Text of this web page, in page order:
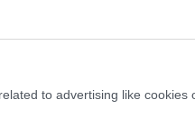
to advertising like cookies